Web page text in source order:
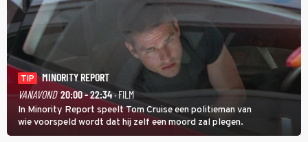
TIP
MINORITY REPORT
VANAVOND 20:00 - 22:34· FILM
In Minority Report speelt Tom Cruise een politieman van
wie voorspeld wordt dat hij zelf een moord zal plegen.